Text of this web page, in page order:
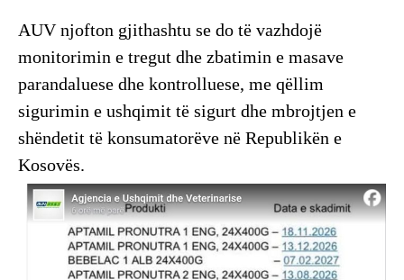
AUV njofton gjithashtu se do të vazhdojë
monitorimin e tregut dhe zbatimin e masave
parandaluese dhe kontrolluese, me qëllim
sigurimin e ushqimit të sigurt dhe mbrojtjen e
shëndetit të konsumatorëve në Republikën e
Kosovës.